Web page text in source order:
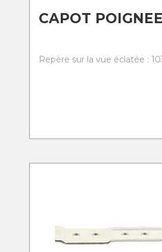
CAPOT
Repère sur la vue éclatée :